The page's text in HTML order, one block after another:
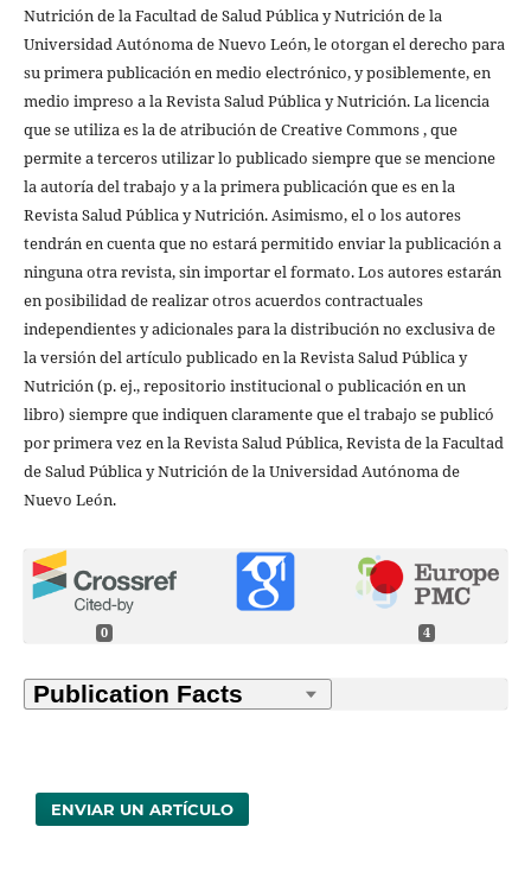
Nutrición de la Facultad de Salud Pública y Nutrición de la
Universidad Autónoma de Nuevo León, le otorgan el derecho para
su primera publicación en medio electrónico, y posiblemente, en
medio impreso a la Revista Salud Pública y Nutrición. La licencia
que se utiliza es la de atribución de Creative Commons , que
permite a terceros utilizar lo publicado siempre que se mencione
la autoría del trabajo y a la primera publicación que es en la
Revista Salud Pública y Nutrición. Asimismo, el o los autores
tendrán en cuenta que no estará permitido enviar la publicación a
ninguna otra revista, sin importar el formato. Los autores estarán
en posibilidad de realizar otros acuerdos contractuales
independientes y adicionales para la distribución no exclusiva de
la versión del artículo publicado en la Revista Salud Pública y
Nutrición (p. ej., repositorio institucional o publicación en un
libro) siempre que indiquen claramente que el trabajo se publicó
por primera vez en la Revista Salud Pública, Revista de la Facultad
de Salud Pública y Nutrición de la Universidad Autónoma de
Nuevo León.
0 4
ENVIAR UN ARTÍCULO